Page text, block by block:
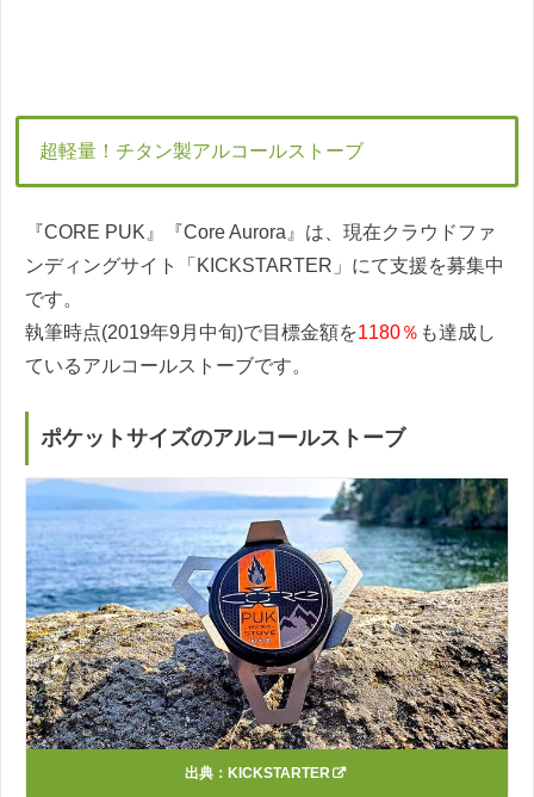
超軽量！チタン製アルコールストーブ
『CORE PUK』『Core Aurora』は、現在クラウドファ
ンディングサイト「KICKSTARTER」にて支援を募集中
です。
執筆時点(2019年9月中旬)で目標金額を1180％ も達成し
ているアルコールストーブです。
ポケットサイズのアルコールストーブ
出典： KICKSTARTER